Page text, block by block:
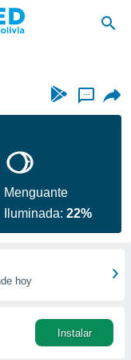
...
Menguante
Iluminada:22%
hoy
Instalar